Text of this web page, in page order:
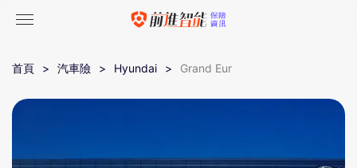
首頁 汽車險 Hyundai Grand Eur